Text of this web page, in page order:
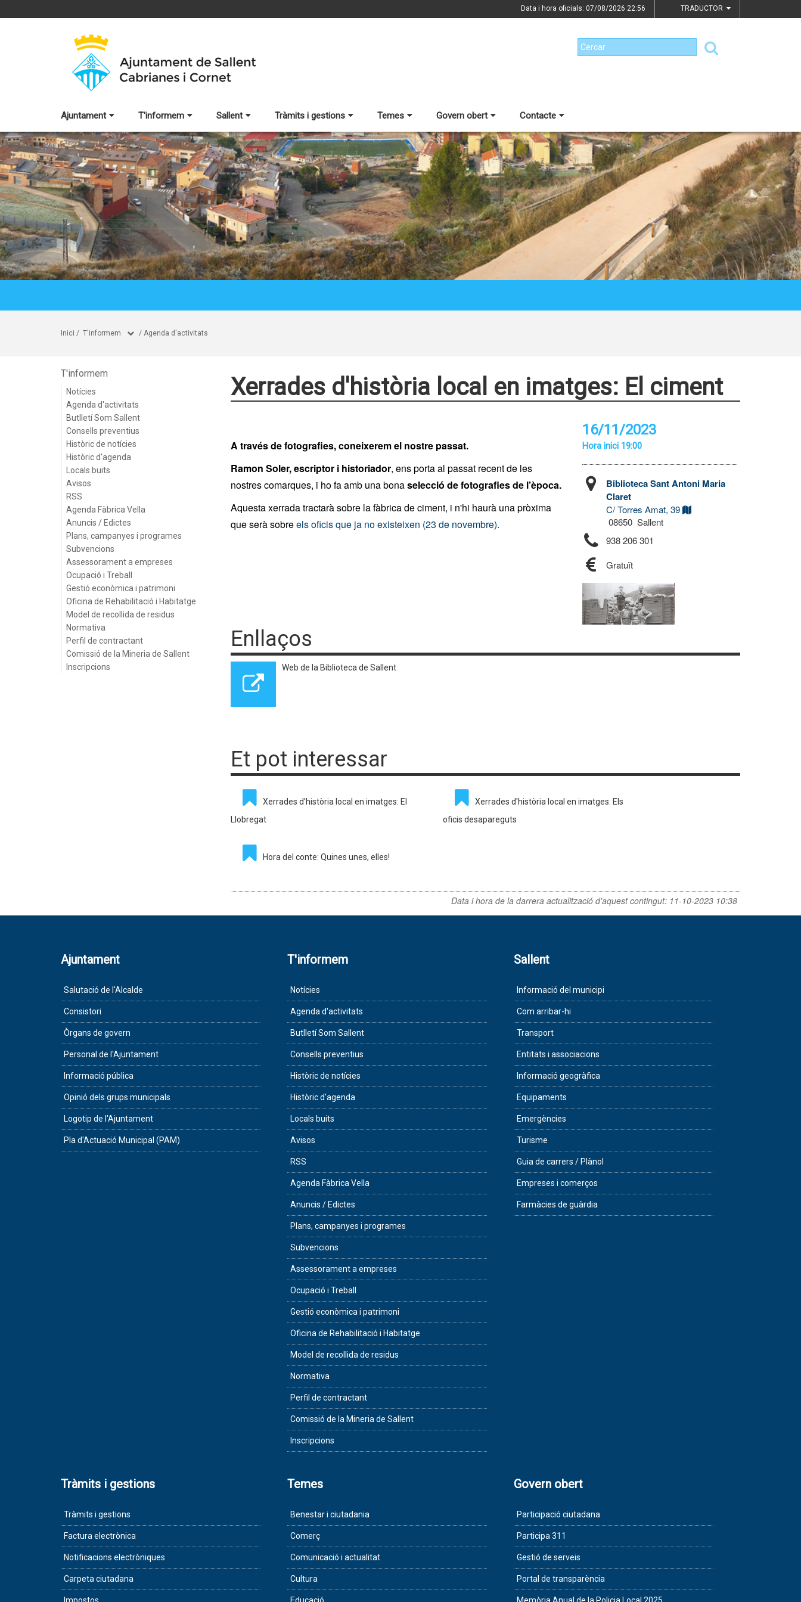
Data i hora oficials: 07/08/2026 22:56 TRADUCTOR
Ajuntament T'informem Sallent Tràmits i gestions Temes Govern obert Contacte
Inici / T'informem / Agenda d'activitats
T'informem
Notícies
Agenda d'activitats
Butlletí Som Sallent
Consells preventius
Històric de notícies
Històric d'agenda
Locals buits
Avisos
RSS
Agenda Fàbrica Vella
Anuncis / Edictes
Plans, campanyes i programes
Subvencions
Assessorament a empreses
Ocupació i Treball
Gestió econòmica i patrimoni
Oficina de Rehabilitació i Habitatge
Model de recollida de residus
Normativa
Perfil de contractant
Comissió de la Mineria de Sallent
Inscripcions
Xerrades d'història local en imatges: El ciment
A través de fotografies, coneixerem el nostre passat.
Ramon Soler, escriptor i historiador, ens porta al passat recent de les
nostres comarques, i ho fa amb una bonaselecció de fotografies de l’època.
Aquesta xerrada tractarà sobre la fàbrica de ciment, i n'hi haurà una pròxima
que serà sobreels oficis que ja no existeixen (23 de novembre).
16/11/2023
Hora inici 19:00
Biblioteca Sant Antoni Maria
Claret
C/ Torres Amat, 39
08650 Sallent
938 206 301
Gratuït
Enllaços
Web de la Biblioteca de Sallent
Et pot interessar
Xerrades d'història local en imatges: El
Llobregat
Xerrades d'història local en imatges: Els
oficis desapareguts
Hora del conte: Quines unes, elles!
Data i hora de la darrera actualització d'aquest contingut: 11-10-2023 10:38
Ajuntament
Salutació de l'Alcalde
Consistori
Òrgans de govern
Personal de l'Ajuntament
Informació pública
Opinió dels grups municipals
Logotip de l'Ajuntament
Pla d'Actuació Municipal (PAM)
T'informem
Notícies
Agenda d'activitats
Butlletí Som Sallent
Consells preventius
Històric de notícies
Històric d'agenda
Locals buits
Avisos
RSS
Agenda Fàbrica Vella
Anuncis / Edictes
Plans, campanyes i programes
Subvencions
Assessorament a empreses
Ocupació i Treball
Gestió econòmica i patrimoni
Oficina de Rehabilitació i Habitatge
Model de recollida de residus
Normativa
Perfil de contractant
Comissió de la Mineria de Sallent
Inscripcions
Sallent
Informació del municipi
Com arribar-hi
Transport
Entitats i associacions
Informació geogràfica
Equipaments
Emergències
Turisme
Guia de carrers / Plànol
Empreses i comerços
Farmàcies de guàrdia
Tràmits i gestions
Tràmits i gestions
Factura electrònica
Notificacions electròniques
Carpeta ciutadana
Temes
Benestar i ciutadania
Comerç
Comunicació i actualitat
Cultura
Govern obert
Participació ciutadana
Participa 311
Gestió de serveis
Portal de transparència